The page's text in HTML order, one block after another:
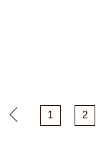
1 2